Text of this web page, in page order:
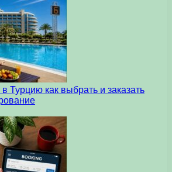
Турцию как выбрать и заказать